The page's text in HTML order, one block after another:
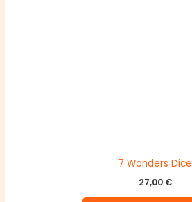
7 Wonders Dice
27,00 €